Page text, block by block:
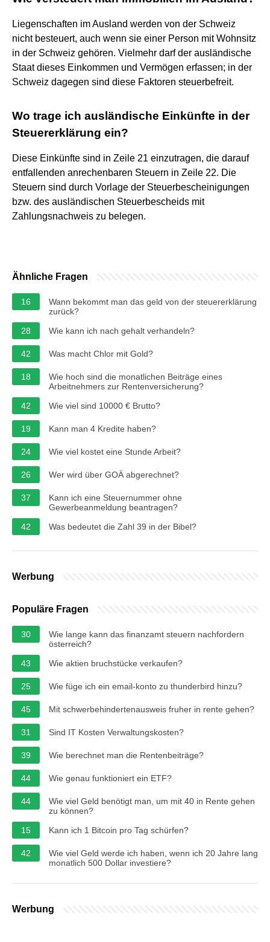
Liegenschaften im Ausland werden von der Schweiz
nicht besteuert, auch wenn sie einer Person mit Wohnsitz
in der Schweiz gehören. Vielmehr darf der ausländische
Staat dieses Einkommen und Vermögen erfassen; in der
Schweiz dagegen sind diese Faktoren steuerbefreit.
Wo trage ich ausländische Einkünfte in der
Steuererklärung ein?
Diese Einkünfte sind in Zeile 21 einzutragen, die darauf
entfallenden anrechenbaren Steuern in Zeile 22. Die
Steuern sind durch Vorlage der Steuerbescheinigungen
bzw. des ausländischen Steuerbescheids mit
Zahlungsnachweis zu belegen.
Ähnliche Fragen
16
Wann bekommt man das geld von der steuererklärung
zurück?
28
Wie kann ich nach gehalt verhandeln?
42 Was macht Chlor mit Gold?
18
Wie hoch sind die monatlichen Beiträge eines
Arbeitnehmers zur Rentenversicherung?
42
Wie viel sind 10000 € Brutto?
19 Kann man 4 Kredite haben?
24 Wie viel kostet eine Stunde Arbeit?
26 Wer wird über GOÄ abgerechnet?
37
Kann ich eine Steuernummer ohne
Gewerbeanmeldung beantragen?
42
Was bedeutet die Zahl 39 in der Bibel?
Werbung
Populäre Fragen
30
Wie lange kann das finanzamt steuern nachfordern
österreich?
43
Wie aktien bruchstücke verkaufen?
25 Wie füge ich ein email-konto zu thunderbird hinzu?
45 Mit schwerbehindertenausweis fruher in rente gehen?
31 Sind IT Kosten Verwaltungskosten?
39 Wie berechnet man die Rentenbeiträge?
44 Wie genau funktioniert ein ETF?
44
Wie viel Geld benötigt man, um mit 40 in Rente gehen
zu können?
15
Kann ich 1 Bitcoin pro Tag schürfen?
42
Wie viel Geld werde ich haben, wenn ich 20 Jahre lang
monatlich 500 Dollar investiere?
Werbung